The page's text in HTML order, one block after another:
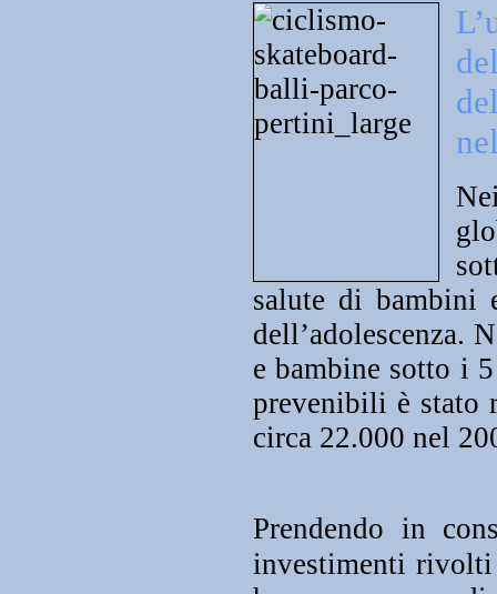
salute di bambini
dell’adolescenza.
e bambine sotto i
prevenibili è stato
circa 22.000 nel
Prendendo in
investimenti